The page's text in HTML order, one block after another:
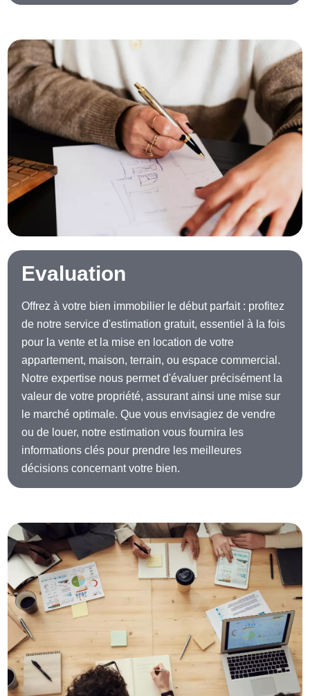
Evaluation
Offrez à votre bien immobilier le début parfait : profitez
de notre service d'estimation gratuit, essentiel à la fois
pour la vente et la mise en location de votre
appartement, maison, terrain, ou espace commercial.
Notre expertise nous permet d'évaluer précisément la
valeur de votre propriété, assurant ainsi une mise sur
le marché optimale. Que vous envisagiez de vendre
ou de louer, notre estimation vous fournira les
informations clés pour prendre les meilleures
décisions concernant votre bien.